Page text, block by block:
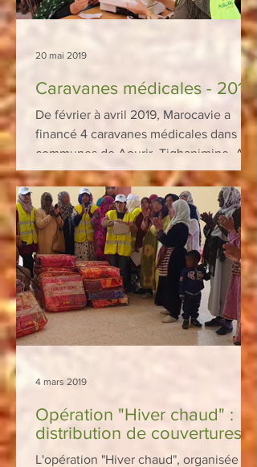
Caravanes médicales - 2019
De février à avril 2019, Marocavie a
financé 4 caravanes médicales dans les
communes de Aourir, Tighanimine, Ait
Makhlouf et Drarga. Au...
20 mai 2019
Opération "Hiver chaud" :
distribution de couvertures
L'opération "Hiver chaud", organisée au
4 mars 2019